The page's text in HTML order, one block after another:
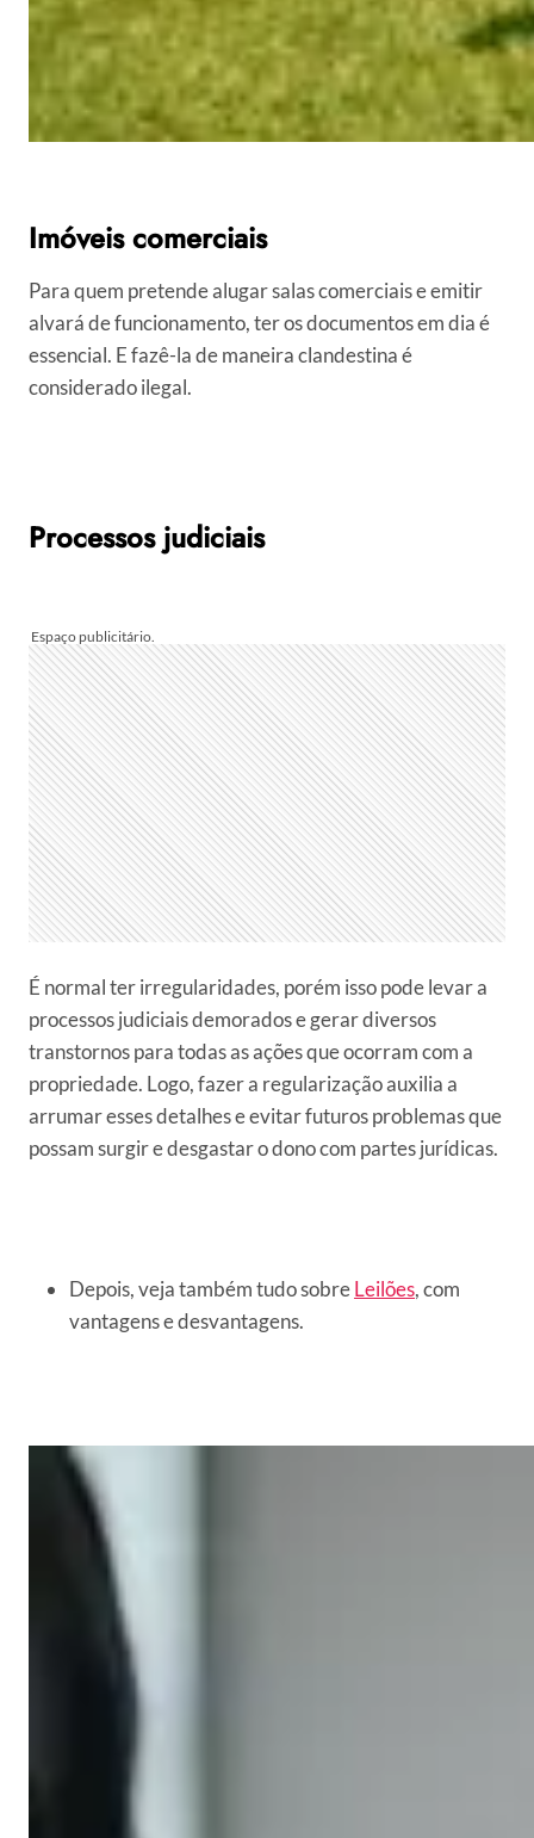
Imóveis comerciais
Para quem pretende alugar salas comerciais e emitir
alvará de funcionamento, ter os documentos em dia é
essencial. E fazê-la de maneira clandestina é
considerado ilegal.
Processos judiciais
É normal ter irregularidades, porém isso pode levar a
processos judiciais demorados e gerar diversos
transtornos para todas as ações que ocorram com a
propriedade. Logo, fazer a regularização auxilia a
arrumar esses detalhes e evitar futuros problemas que
possam surgir e desgastar o dono com partes jurídicas.
Depois, veja também tudo sobreLeilões, com
vantagens e desvantagens.